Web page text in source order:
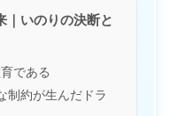
｜いのりの決断と
である
制約が生んだドラ